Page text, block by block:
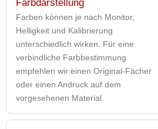
Farbdarstellung
Farben können je nach Monitor,
Helligkeit und Kalibrierung
unterschiedlich wirken. Für eine
verbindliche Farbbestimmung
empfehlen wir einen Original-Fächer
oder einen Andruck auf dem
vorgesehenen Material.